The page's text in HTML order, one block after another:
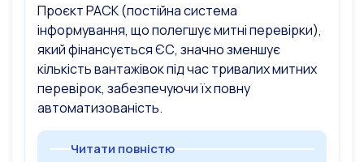
Проєкт PACK (постійна система
інформування, що полегшує митні перевірки),
який фінансується ЄС, значно зменшує
кількість вантажівок під час тривалих митних
перевірок, забезпечуючи їх повну
автоматизованість.
Читати повністю